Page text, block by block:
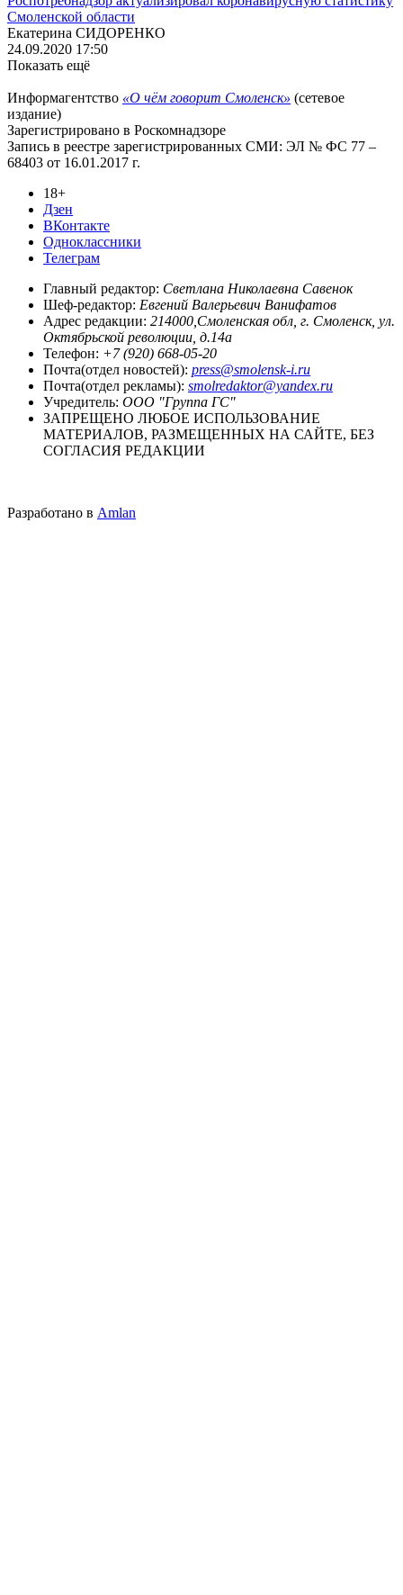
Смоленской области
Екатерина СИДОРЕНКО
24.09.2020 17:50
Показать ещё
Информагентство «О чём говорит Смоленск» (сетевое
издание)
Зарегистрировано в Роскомнадзоре
Запись в реестре зарегистрированных СМИ: ЭЛ № ФС 77 –
68403 от 16.01.2017 г.
18+
Дзен
ВКонтакте
Одноклассники
Телеграм
Главный редактор: Светлана Николаевна Савенок
Шеф-редактор: Евгений Валерьевич Ванифатов
Адрес редакции: 214000,Смоленская обл, г. Смоленск, ул.
Октябрьской революции, д.14а
Телефон: +7 (920) 668-05-20
Почта(отдел новостей): press@smolensk-i.ru
Почта(отдел рекламы): smolredaktor@yandex.ru
Учредитель: ООО "Группа ГС"
ЗАПРЕЩЕНО ЛЮБОЕ ИСПОЛЬЗОВАНИЕ
МАТЕРИАЛОВ, РАЗМЕЩЕННЫХ НА САЙТЕ, БЕЗ
СОГЛАСИЯ РЕДАКЦИИ
Разработано в Amlan